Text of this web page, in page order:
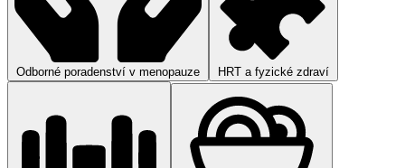
Odborné poradenství v menopauze HRT a fyzické zdraví